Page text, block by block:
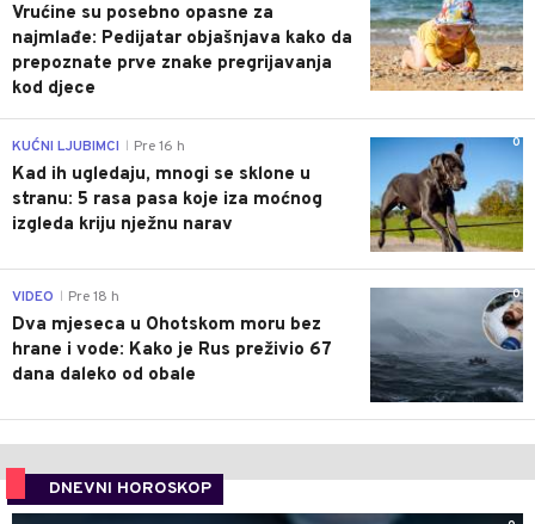
Vrućine su posebno opasne za
najmlađe: Pedijatar objašnjava kako da
prepoznate prve znake pregrijavanja
kod djece
0
KUĆNI LJUBIMCI Pre 16 h
Kad ih ugledaju, mnogi se sklone u
stranu: 5 rasa pasa koje iza moćnog
izgleda kriju nježnu narav
0
VIDEO Pre 18 h
Dva mjeseca u Ohotskom moru bez
hrane i vode: Kako je Rus preživio 67
dana daleko od obale
DNEVNI HOROSKOP